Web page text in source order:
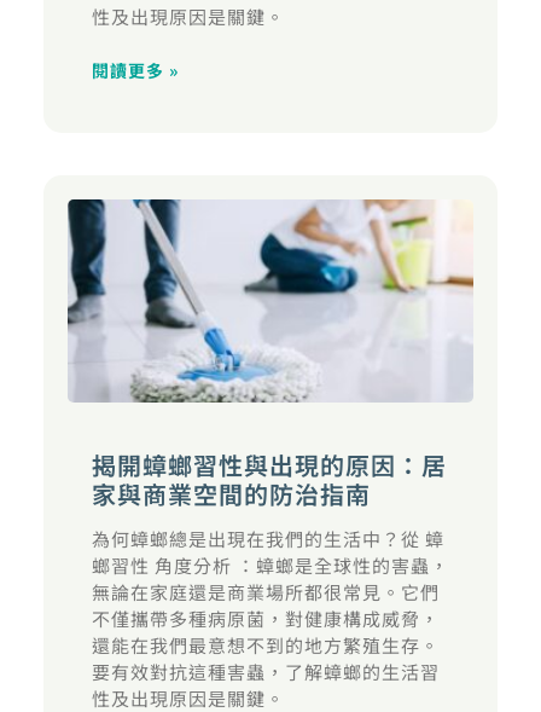
性及出現原因是關鍵。
閱讀更多 »
揭開蟑螂習性與出現的原因：居
家與商業空間的防治指南
為何蟑螂總是出現在我們的生活中？從 蟑
螂習性 角度分析 ：蟑螂是全球性的害蟲，
無論在家庭還是商業場所都很常見。它們
不僅攜帶多種病原菌，對健康構成威脅，
還能在我們最意想不到的地方繁殖生存。
要有效對抗這種害蟲，了解蟑螂的生活習
性及出現原因是關鍵。